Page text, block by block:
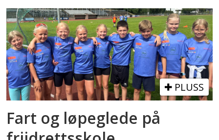
PLUSS
Fart og løpeglede på